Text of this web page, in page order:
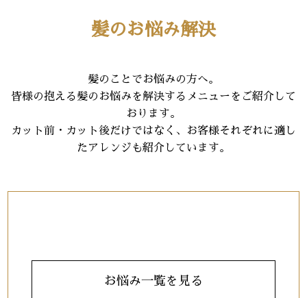
髪のお悩み解決
髪のことでお悩みの方へ。
皆様の抱える髪のお悩みを解決するメニューをご紹介して
おります。
カット前・カット後だけではなく、お客様それぞれに適し
たアレンジも紹介しています。
お悩み一覧を見る